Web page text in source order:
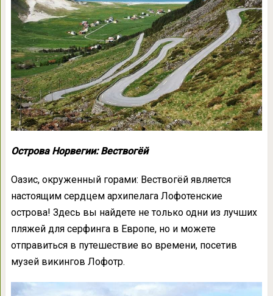
Острова Норвегии: Вествогёй
Оазис, окруженный горами: Вествогёй является
настоящим сердцем архипелага Лофотенские
острова! Здесь вы найдете не только одни из лучших
пляжей для серфинга в Европе, но и можете
отправиться в путешествие во времени, посетив
музей викингов Лофотр.